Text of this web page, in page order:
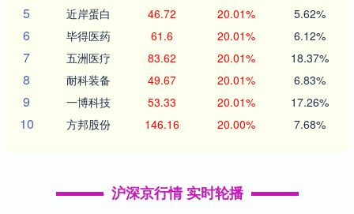
5 近岸蛋白 46.72 20.01% 5.62%
6 毕得医药 61.6 20.01% 6.12%
7 五洲医疗 83.62 20.01% 18.37%
8 耐科装备 49.67 20.01% 6.83%
9 一博科技 53.33 20.01% 17.26%
10 方邦股份 146.16 20.00% 7.68%
沪深京行情 实时轮播